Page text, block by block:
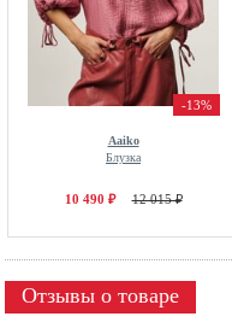
-13%
Aaiko
Блузка
10 490 ₽ 12 015 ₽
Отзывы о товаре